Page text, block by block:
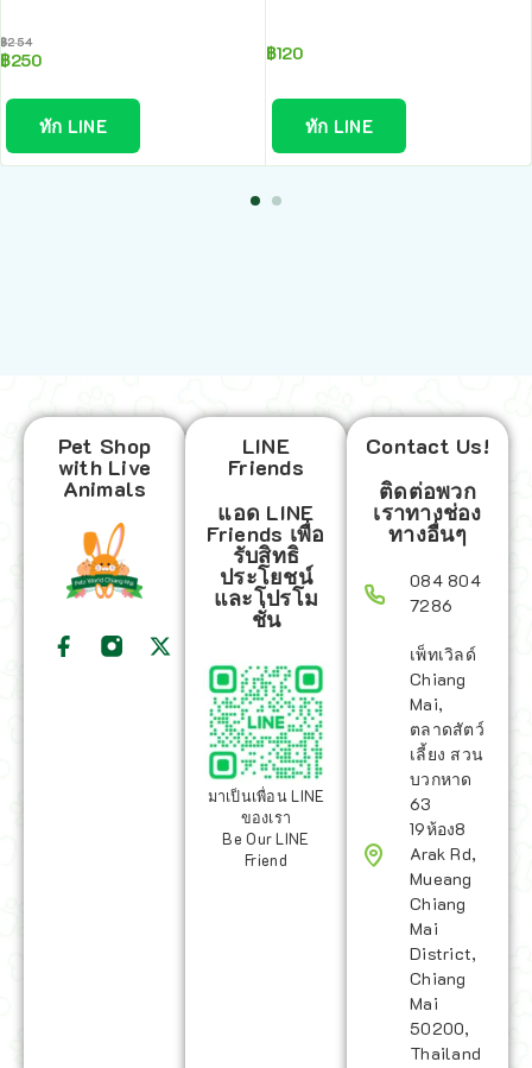
฿254
฿250
ทัก LINE
฿120
ทัก LINE
Pet Shop
with Live
Animals
LINE
Friends
แอด LINE
Friends เพื่อ
รับสิทธิ
ประโยชน์
และโปรโม
ชั่น
มาเป็นเพื่อน LINE
ของเรา
Be Our LINE
Friend
Contact Us!
ติดต่อพวก
เราทางช่อง
ทางอื่นๆ
084 804
7286
เพ็ทเวิลด์
Chiang
Mai,
ตลาดสัตว์
เลี้ยง สวน
บวกหาด
63
19ห้อง8
Arak Rd,
Mueang
Chiang
Mai
District,
Chiang
Mai
50200,
Thailand